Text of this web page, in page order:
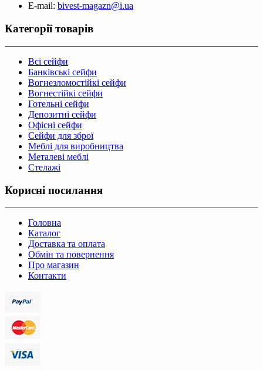
E-mail: bivest-magazn@i.ua
Категорії товарів
Всі сейфи
Банківські сейфи
Вогнезломостійкі сейфи
Вогнестійкі сейфи
Готельні сейфи
Депозитні сейфи
Офісні сейфи
Сейфи для зброї
Меблі для виробництва
Металеві меблі
Стелажі
Корисні посилання
Головна
Каталог
Доставка та оплата
Обмін та повернення
Про магазин
Контакти